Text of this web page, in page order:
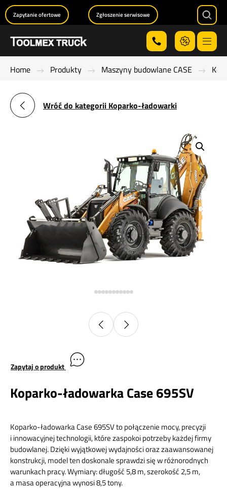
Menu
Zapytanie ofertowe Zgłoszenie serwisowe
Home Produkty Maszyny budowlane CASE
Wróć do kategorii Koparko-ładowarki
Zapytaj o produkt
Koparko-ładowarka Case 695SV
Koparko-ładowarka Case 695SV to połączenie mocy, precyzji
i innowacyjnej technologii, które zaspokoi potrzeby każdej firmy
budowlanej. Dzięki wyjątkowej wydajności oraz zaawansowanej
konstrukcji, model ten doskonale sprawdzi się w różnorodnych
warunkach pracy. Wymiary: długość 5,8 m, szerokość 2,5 m,
a masa operacyjna wynosi 8,5 tony.